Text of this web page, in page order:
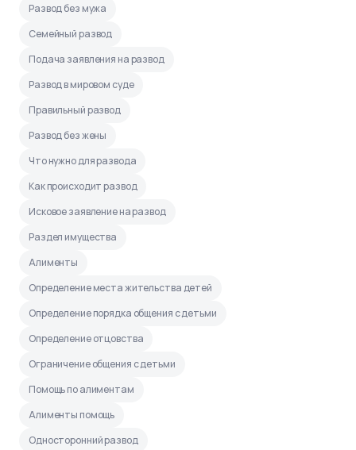
Развод без мужа
Семейный развод
Подача заявления на развод
Развод в мировом суде
Правильный развод
Развод без жены
Что нужно для развода
Как происходит развод
Исковое заявление на развод
Раздел имущества
Алименты
Определение места жительства детей
Определение порядка общения с детьми
Определение отцовства
Ограничение общения с детьми
Помощь по алиментам
Алименты помощь
Односторонний развод